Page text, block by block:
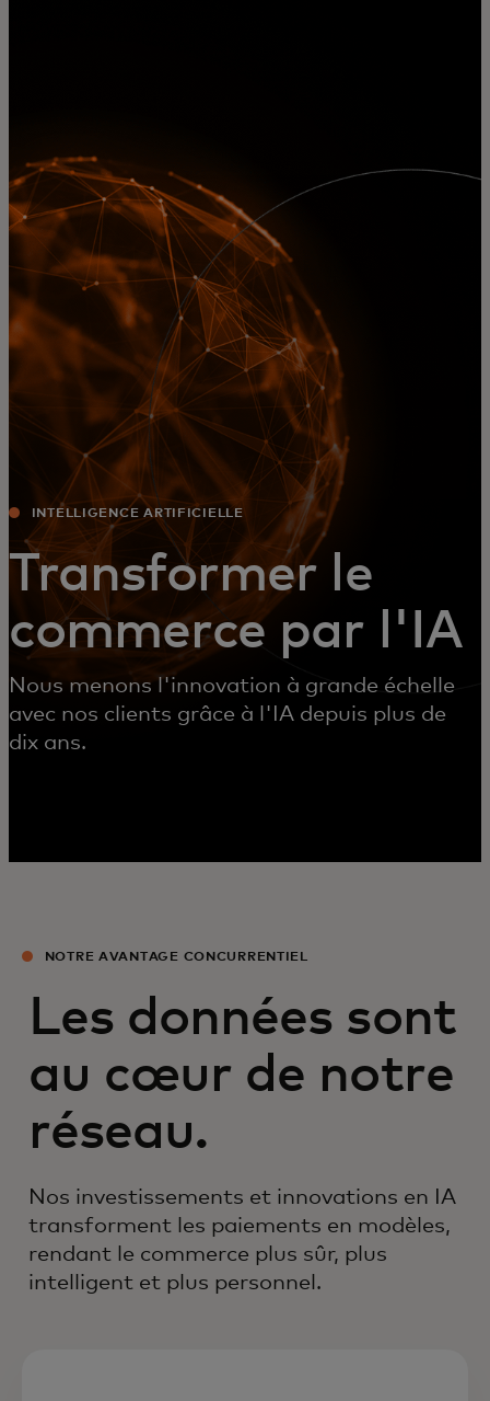
Pour le monde
Pour les innovateurs
Actualités et tendances
INTELLIGENCE ARTIFICIELLE
Transformer le
commerce par l'IA
Nous menons l'innovation à grande échelle
avec nos clients grâce à l'IA depuis plus de
dix ans.
NOTRE AVANTAGE CONCURRENTIEL
Les données sont
au cœur de notre
réseau.
Nos investissements et innovations en IA
transforment les paiements en modèles,
rendant le commerce plus sûr, plus
intelligent et plus personnel.